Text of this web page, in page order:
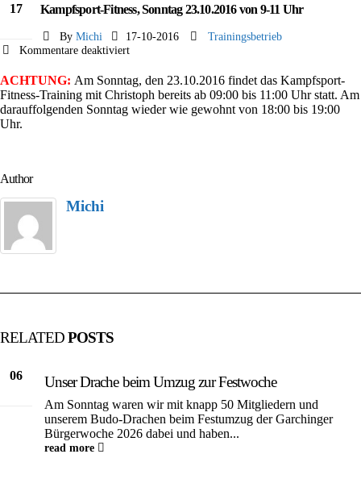
17 Kampfsport-Fitness, Sonntag 23.10.2016 von 9-11 Uhr
ByMichi 17-10-2016
Trainingsbetrieb
Kommentare deaktiviertfür
Fitness,
Sonntag
23.10.2016
von
ACHTUNG: Am Sonntag, den 23.10.2016 findet das Kampfsport-
Fitness-Training mit Christoph bereits ab 09:00 bis 11:00 Uhr statt. Am
darauffolgenden Sonntag wieder wie gewohnt von 18:00 bis 19:00
Uhr.
Author
Michi
RELATEDPOSTS
06 Unser Drache beim Umzug zur Festwoche
Am Sonntag waren wir mit knapp 50 Mitgliedern und
unserem Budo‑Drachen beim Festumzug der Garchinger
Bürgerwoche 2026 dabei und haben...
read more